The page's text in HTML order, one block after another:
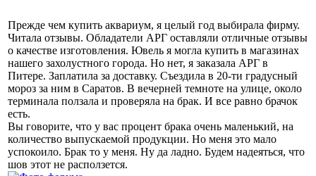
Прежде чем купить аквариум, я целый год выбирала фирму.
Читала отзывы. Обладатели АРГ оставляли отличные отзывы
о качестве изготовления. Ювель я могла купить в магазинах
нашего захолустного города. Но нет, я заказала АРГ в
Питере. Заплатила за доставку. Съездила в 20-ти градусный
мороз за ним в Саратов. В вечерней темноте на улице, около
терминала ползала и проверяла на брак. И все равно брачок
есть.
Вы говорите, что у вас процент брака очень маленький, на
количество выпускаемой продукции. Но меня это мало
успокоило. Брак то у меня. Ну да ладно. Будем надеяться, что
шов этот не расползется.